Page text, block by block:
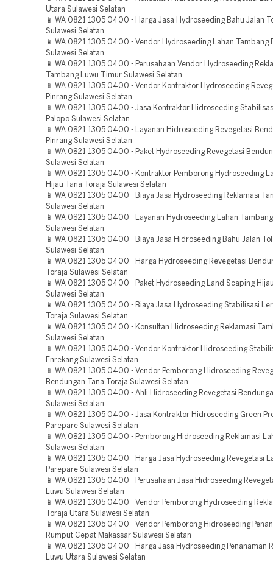
Utara Sulawesi Selatan
📱 WA 0821 1305 0400 - Harga Jasa Hydroseeding Bahu Jalan
Sulawesi Selatan
📱 WA 0821 1305 0400 - Vendor Hydroseeding Lahan Tambang
Sulawesi Selatan
📱 WA 0821 1305 0400 - Perusahaan Vendor Hydroseeding
Tambang Luwu Timur Sulawesi Selatan
📱 WA 0821 1305 0400 - Vendor Kontraktor Hydroseeding
Pinrang Sulawesi Selatan
📱 WA 0821 1305 0400 - Jasa Kontraktor Hidroseeding
Palopo Sulawesi Selatan
📱 WA 0821 1305 0400 - Layanan Hidroseeding Revegetasi
Pinrang Sulawesi Selatan
📱 WA 0821 1305 0400 - Paket Hydroseeding Revegetasi
Sulawesi Selatan
📱 WA 0821 1305 0400 - Kontraktor Pemborong Hydroseeding
Hijau Tana Toraja Sulawesi Selatan
📱 WA 0821 1305 0400 - Biaya Jasa Hydroseeding Reklamasi
Sulawesi Selatan
📱 WA 0821 1305 0400 - Layanan Hydroseeding Lahan
Sulawesi Selatan
📱 WA 0821 1305 0400 - Biaya Jasa Hidroseeding Bahu Jalan
Sulawesi Selatan
📱 WA 0821 1305 0400 - Harga Hydroseeding Revegetasi
Toraja Sulawesi Selatan
📱 WA 0821 1305 0400 - Paket Hydroseeding Land Scaping
Sulawesi Selatan
📱 WA 0821 1305 0400 - Biaya Jasa Hydroseeding Stabilisasi
Toraja Sulawesi Selatan
📱 WA 0821 1305 0400 - Konsultan Hidroseeding Reklamasi
Sulawesi Selatan
📱 WA 0821 1305 0400 - Vendor Kontraktor Hidroseeding
Enrekang Sulawesi Selatan
📱 WA 0821 1305 0400 - Vendor Pemborong Hidroseeding
Bendungan Tana Toraja Sulawesi Selatan
📱 WA 0821 1305 0400 - Ahli Hidroseeding Revegetasi
Sulawesi Selatan
📱 WA 0821 1305 0400 - Jasa Kontraktor Hidroseeding Green
Parepare Sulawesi Selatan
📱 WA 0821 1305 0400 - Pemborong Hidroseeding Reklamasi
Sulawesi Selatan
📱 WA 0821 1305 0400 - Harga Jasa Hydroseeding Revegetasi
Parepare Sulawesi Selatan
📱 WA 0821 1305 0400 - Perusahaan Jasa Hidroseeding
Luwu Sulawesi Selatan
📱 WA 0821 1305 0400 - Vendor Pemborong Hydroseeding
Toraja Utara Sulawesi Selatan
📱 WA 0821 1305 0400 - Vendor Pemborong Hidroseeding
Rumput Cepat Makassar Sulawesi Selatan
📱 WA 0821 1305 0400 - Harga Jasa Hydroseeding Penanaman
Luwu Utara Sulawesi Selatan